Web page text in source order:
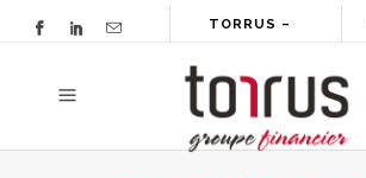
TORRUS –